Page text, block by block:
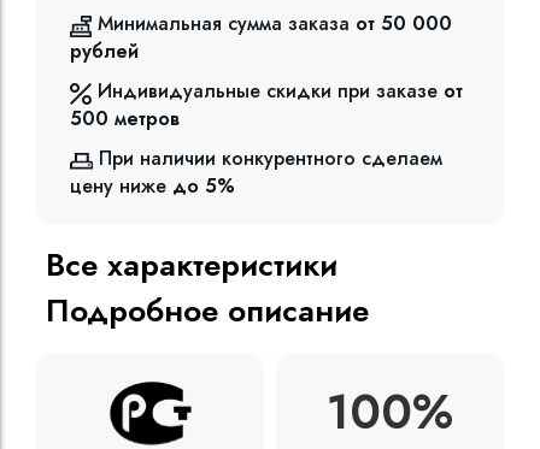
Минимальная сумма заказа от 50 000
рублей
Индивидуальные скидки при заказе от
500 метров
При наличии конкурентного сделаем
цену ниже до 5%
Все характеристики
Подробное описание
100%